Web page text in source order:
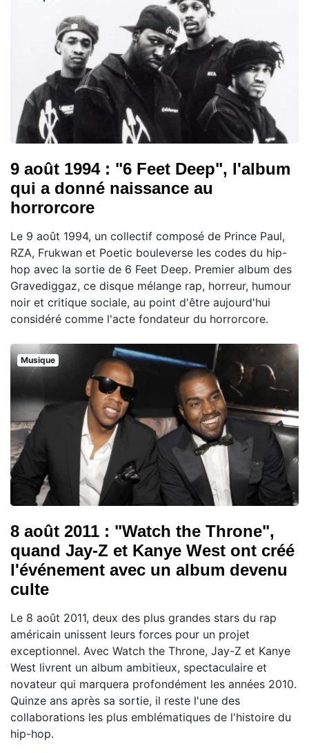
9 août 1994 : "6 Feet Deep", l'album
qui a donné naissance au
horrorcore
Le 9 août 1994, un collectif composé de Prince Paul,
RZA, Frukwan et Poetic bouleverse les codes du hip-
hop avec la sortie de 6 Feet Deep. Premier album des
Gravediggaz, ce disque mélange rap, horreur, humour
noir et critique sociale, au point d'être aujourd'hui
considéré comme l'acte fondateur du horrorcore.
Musique
8 août 2011 : "Watch the Throne",
quand Jay-Z et Kanye West ont créé
l'événement avec un album devenu
culte
Le 8 août 2011, deux des plus grandes stars du rap
américain unissent leurs forces pour un projet
exceptionnel. Avec Watch the Throne, Jay-Z et Kanye
West livrent un album ambitieux, spectaculaire et
novateur qui marquera profondément les années 2010.
Quinze ans après sa sortie, il reste l'une des
collaborations les plus emblématiques de l'histoire du
hip-hop.